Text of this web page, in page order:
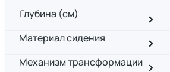
Глубина (см)
Материал сидения
Механизм трансформации